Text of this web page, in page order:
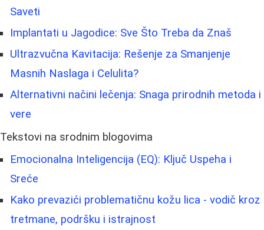
Saveti
Implantati u Jagodice: Sve Što Treba da Znaš
Ultrazvučna Kavitacija: Rešenje za Smanjenje
Masnih Naslaga i Celulita?
Alternativni načini lečenja: Snaga prirodnih metoda i
vere
Tekstovi na srodnim blogovima
Emocionalna Inteligencija (EQ): Ključ Uspeha i
Sreće
Kako prevazići problematičnu kožu lica - vodič kroz
tretmane, podršku i istrajnost